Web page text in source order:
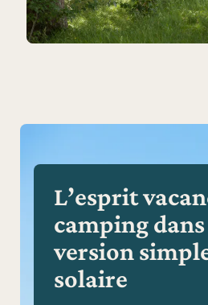
L’esprit
camping
version
solaire